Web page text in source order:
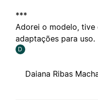
***
Adorei o modelo, tive
adaptações para uso.
D
Daiana Ribas